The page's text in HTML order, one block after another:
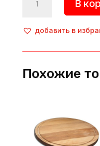
товара
для
240х300х20
ясень,
В
добавить в
Похожие